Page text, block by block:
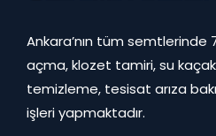
Ankara’nın tüm semtlerinde
açma, klozet tamiri, su
temizleme, tesisat arıza
işleri yapmaktadır.